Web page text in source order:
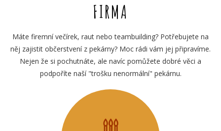
FIRMA
Máte firemní večírek, raut nebo teambuilding? Potřebujete na
něj zajistit občerstvení z pekárny? Moc rádi vám jej připravíme.
Nejen že si pochutnáte, ale navíc pomůžete dobré věci a
podpoříte naší "trošku nenormální" pekárnu.